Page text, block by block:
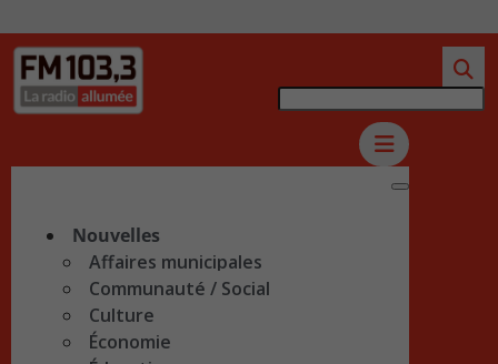
Nouvelles
Affaires municipales
Communauté / Social
Culture
Économie